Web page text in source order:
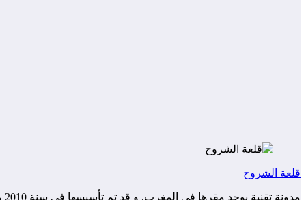
قلعة الشروح